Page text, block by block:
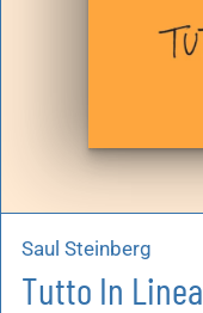
Saul Steinberg
Tutto In Linea